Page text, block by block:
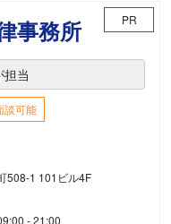
事務所 PR
当
談可能
508-1 101ビル4F
- 21:00